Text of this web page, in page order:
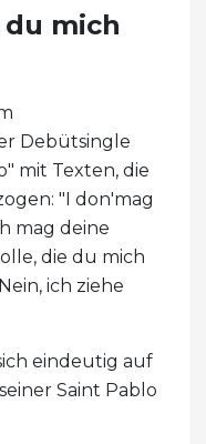
du mich
Debütsingle
mit Texten, die
"I don'mag
mag deine
die du mich
ich ziehe
eindeutig auf
Saint Pablo